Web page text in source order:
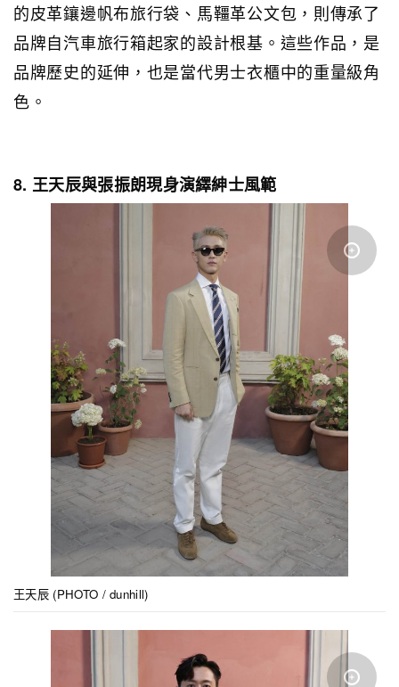
的皮革鑲邊帆布旅行袋、馬韁革公文包，則傳承了
品牌自汽車旅行箱起家的設計根基。這些作品，是
品牌歷史的延伸，也是當代男士衣櫃中的重量級角
色。
8. 王天辰與張振朗現身演繹紳士風範
王天辰 (PHOTO / dunhill)